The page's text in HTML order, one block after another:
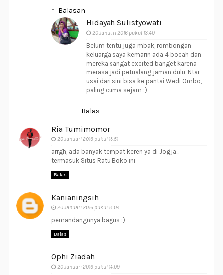
Balasan
Hidayah Sulistyowati
20 Januari 2016 pukul 13.40
Belum tentu juga mbak, rombongan
keluarga saya kemarin ada 4 bocah dan
mereka sangat excited banget karena
merasa jadi petualang jaman dulu. Ntar
usai dari sini bisa ke pantai Wedi Ombo,
paling cuma sejam :)
Balas
Ria Tumimomor
20 Januari 2016 pukul 13.51
arrgh, ada banyak tempat keren ya di Jogja...
termasuk Situs Ratu Boko ini
Balas
Kanianingsih
20 Januari 2016 pukul 14.04
pemandangnnya bagus :)
Balas
Ophi Ziadah
20 Januari 2016 pukul 14.09